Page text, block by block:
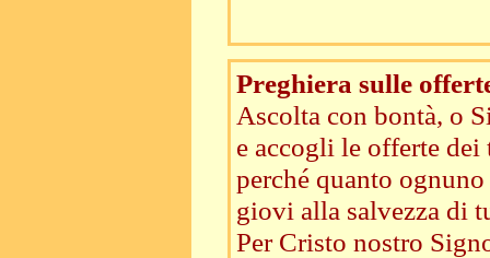
Preghiera sulle
Ascolta con bontà, o
e accogli le offerte
perché quanto
giovi alla salvezza di
Per Cristo nostro